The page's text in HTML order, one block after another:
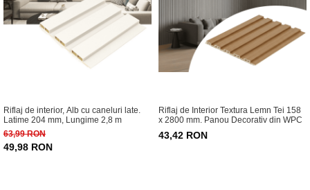
Riflaj de interior, Alb cu caneluri late.
Latime 204 mm, Lungime 2,8 m
63,99 RON
49,98 RON
Riflaj de Interior Textura Lemn Tei 158
x 2800 mm. Panou Decorativ din WPC
43,42 RON